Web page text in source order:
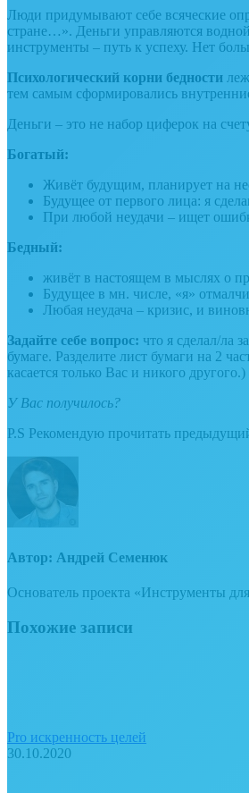
Люди придумывают себе всяческие
стране…». Деньги управляются
инструменты – путь к успеху. Нет
Психологический корни бедности
тем самым сформировались
Деньги – это не набор циферок на
Богатый:
Живёт будущим, планирует на
Будущее от первого лица: я
При любой неудачи – ищет
Бедный:
живёт в настоящем в мыслях о
Будущее в мн. числе, «я»
Любая неудача – кризис, и
Задайте себе вопрос: что я сделал/ла
бумаге. Разделите лист бумаги на 2
касается только Вас и никого другого.)
У Вас получилось?
P.S Рекомендую прочитать
Автор: Андрей Семенюк
Основатель проекта «Инструменты
Похожие записи
Pro искренность целей
30.10.2020